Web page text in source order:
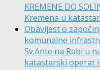
KREMENE DO
Kremena u
Obavijest o
komunalne
Sv.Ante na Rabi u
katastarski operat